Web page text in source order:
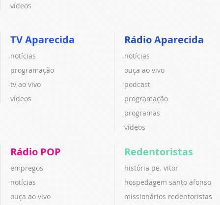
vídeos
TV Aparecida
notícias
programação
tv ao vivo
vídeos
Rádio Aparecida
notícias
ouça ao vivo
podcast
programação
programas
vídeos
Rádio POP
empregos
notícias
ouça ao vivo
Redentoristas
história pe. vitor
hospedagem santo afonso
missionários redentoristas